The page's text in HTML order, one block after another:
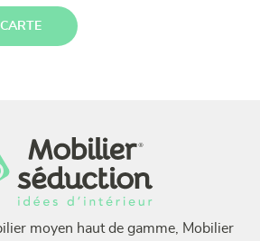
moyen haut de gamme, Mobilier